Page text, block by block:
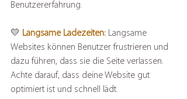
Benutzererfahrung.
💛 Langsame Ladezeiten: Langsame
Websites können Benutzer frustrieren und
dazu führen, dass sie die Seite verlassen.
Achte darauf, dass deine Website gut
optimiert ist und schnell lädt.